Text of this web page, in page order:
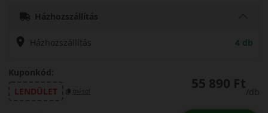
Házhozszállítás
Házhozszállítás 4 db
Kuponkód:
LENDÜLET
másol 55 890 Ft
/db